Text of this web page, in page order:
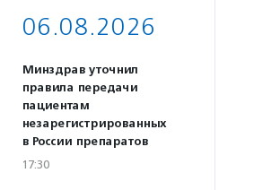
06.08.2026
Минздрав уточнил
правила передачи
пациентам
незарегистрированных
в России препаратов
17:30